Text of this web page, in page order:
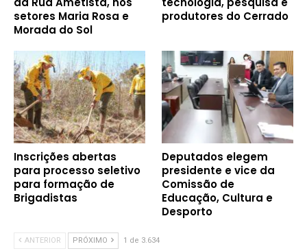
setores Maria Rosa e
Morada do Sol
produtores do Cerrado
Inscrições abertas
para processo seletivo
para formação de
Brigadistas
Deputados elegem
presidente e vice da
Comissão de
Educação, Cultura e
Desporto
ANTERIOR PRÓXIMO 1 de 3.634